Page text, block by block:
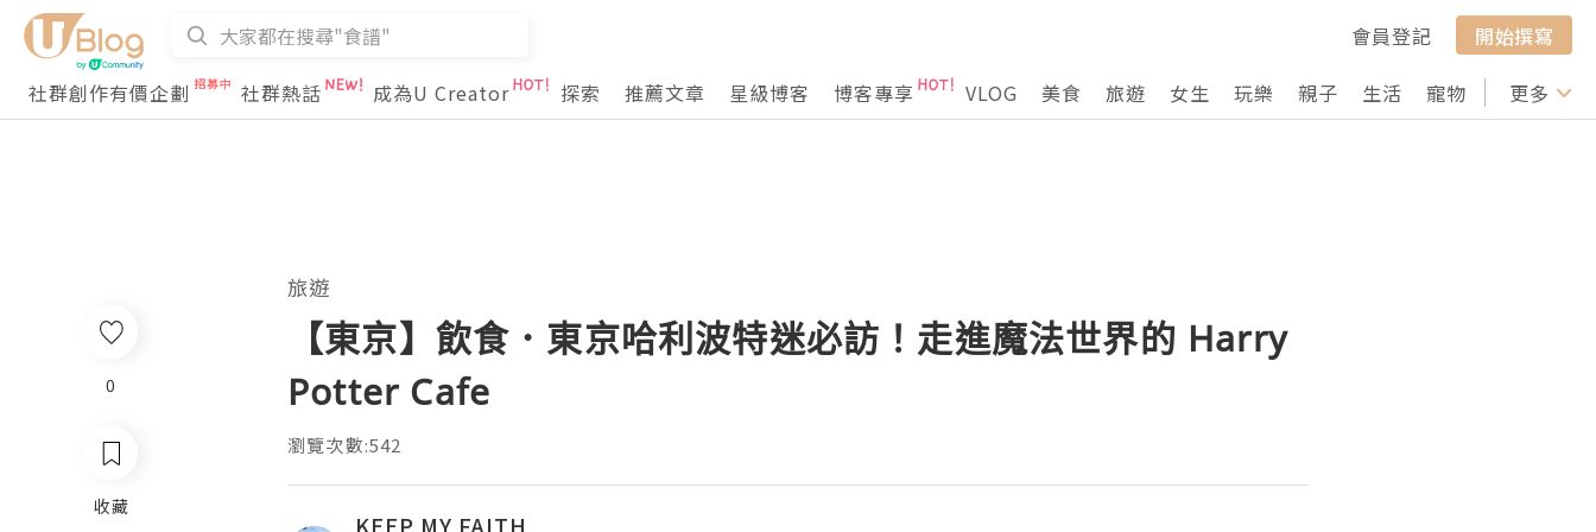
會員登記
開始撰寫
社群創作有價企劃
社群熱話 成為U Creator 探索 推薦文章 星級博客 博客專享 VLOG 美食 旅遊 女生 玩樂 親子 生活 寵物 行山 打卡
更多
0
收藏
旅遊
【東京】飲食．東京哈利波特迷必訪！走進魔法世界的 Harry
Potter Cafe
瀏覽次數:542
KEEP MY FAITH